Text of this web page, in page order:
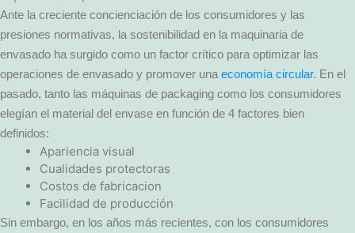
Ante la creciente concienciación de los consumidores y las
presiones normativas, la sostenibilidad en la maquinaria de
envasado ha surgido como un factor crítico para optimizar las
operaciones de envasado y promover una economía circular. En el
pasado, tanto las máquinas de packaging como los consumidores
elegían el material del envase en función de 4 factores bien
definidos:
Apariencia visual
Cualidades protectoras
Costos de fabricacion
Facilidad de producción
Sin embargo, en los años más recientes, con los consumidores